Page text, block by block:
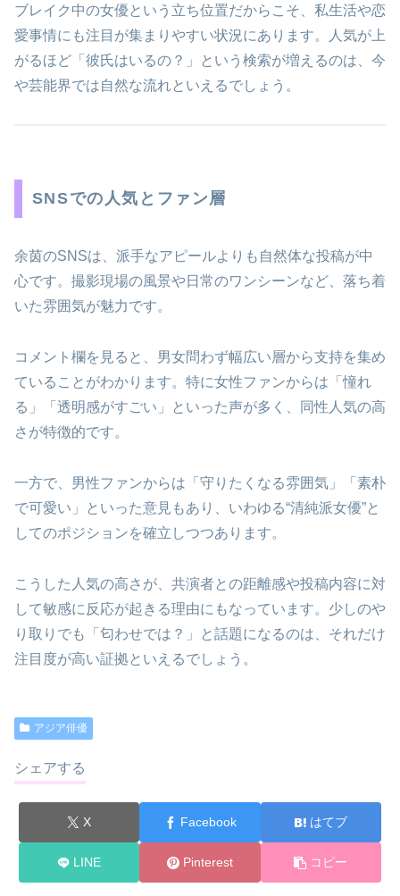
ブレイク中の女優という立ち位置だからこそ、私生活や恋
愛事情にも注目が集まりやすい状況にあります。人気が上
がるほど「彼氏はいるの？」という検索が増えるのは、今
や芸能界では自然な流れといえるでしょう。
SNSでの人気とファン層
余茵のSNSは、派手なアピールよりも自然体な投稿が中
心です。撮影現場の風景や日常のワンシーンなど、落ち着
いた雰囲気が魅力です。
コメント欄を見ると、男女問わず幅広い層から支持を集め
ていることがわかります。特に女性ファンからは「憧れ
る」「透明感がすごい」といった声が多く、同性人気の高
さが特徴的です。
一方で、男性ファンからは「守りたくなる雰囲気」「素朴
で可愛い」といった意見もあり、いわゆる“清純派女優”と
してのポジションを確立しつつあります。
こうした人気の高さが、共演者との距離感や投稿内容に対
して敏感に反応が起きる理由にもなっています。少しのや
り取りでも「匂わせでは？」と話題になるのは、それだけ
注目度が高い証拠といえるでしょう。
アジア俳優
シェアする
X Facebook はてブ
LINE Pinterest コピー